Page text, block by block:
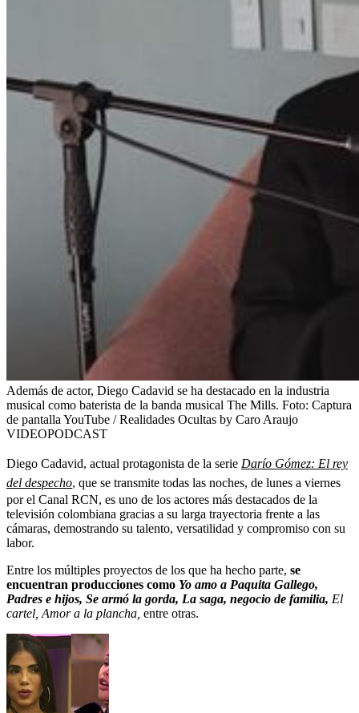
Además de actor, Diego Cadavid se ha destacado en la industria
musical como baterista de la banda musical The Mills. Foto: Captura
de pantalla YouTube / Realidades Ocultas by Caro Araujo
VIDEOPODCAST
Diego Cadavid, actual protagonista de la serie Darío Gómez: El rey
del despecho, que se transmite todas las noches, de lunes a viernes
por el Canal RCN, es uno de los actores más destacados de la
televisión colombiana gracias a su larga trayectoria frente a las
cámaras, demostrando su talento, versatilidad y compromiso con su
labor.
Entre los múltiples proyectos de los que ha hecho parte, se
encuentran producciones como Yo amo a Paquita Gallego,
Padres e hijos, Se armó la gorda, La saga, negocio de familia, El
cartel, Amor a la plancha, entre otras.